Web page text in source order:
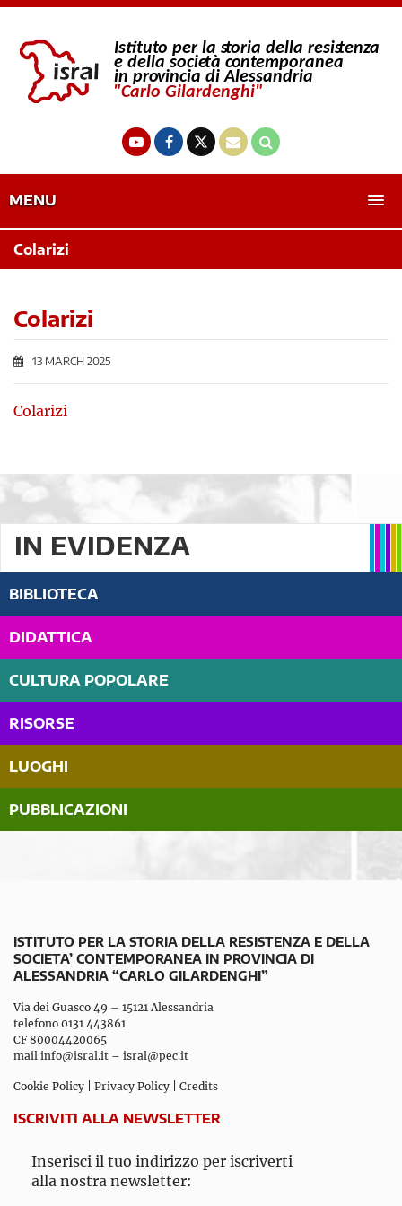
MENU
Colarizi
Colarizi
13 MARCH 2025
Colarizi
IN EVIDENZA
BIBLIOTECA
DIDATTICA
CULTURA POPOLARE
RISORSE
LUOGHI
PUBBLICAZIONI
ISTITUTO PER LA STORIA DELLA RESISTENZA E DELLA
SOCIETA’ CONTEMPORANEA IN PROVINCIA DI
ALESSANDRIA “CARLO GILARDENGHI”
Via dei Guasco 49 – 15121 Alessandria
telefono 0131 443861
CF 80004420065
mail info@isral.it – isral@pec.it
Cookie Policy Privacy Policy Credits
ISCRIVITI ALLA NEWSLETTER
Inserisci il tuo indirizzo per iscriverti
alla nostra newsletter: